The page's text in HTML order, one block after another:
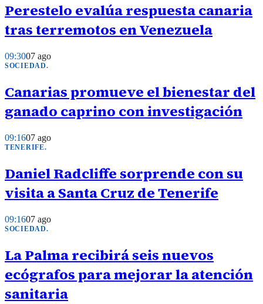
Perestelo evalúa respuesta canaria
tras terremotos en Venezuela
09:3007 ago
SOCIEDAD.
Canarias promueve el bienestar del
ganado caprino con investigación
09:1607 ago
TENERIFE.
Daniel Radcliffe sorprende con su
visita a Santa Cruz de Tenerife
09:1607 ago
SOCIEDAD.
La Palma recibirá seis nuevos
ecógrafos para mejorar la atención
sanitaria